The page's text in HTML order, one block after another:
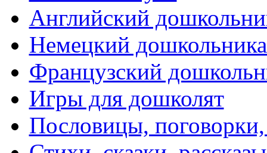
Английский
Немецкий
Французский
Игры для дошколят
Пословицы,